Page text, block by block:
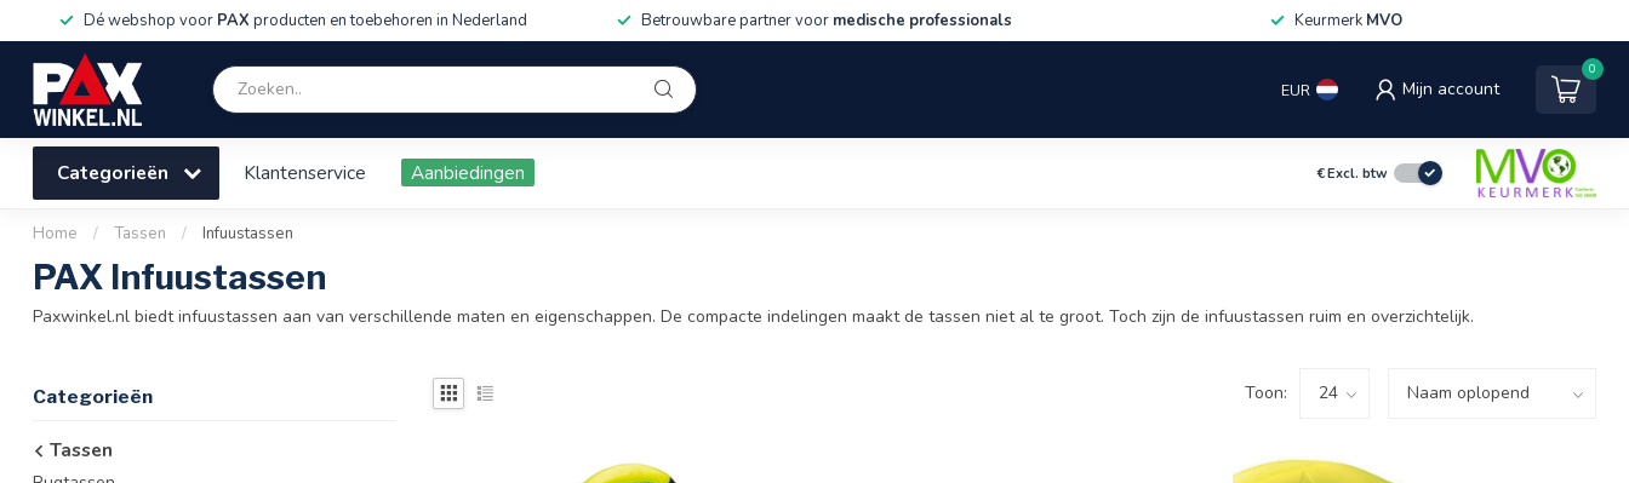
Dé webshop voor PAX producten en toebehoren in Nederland Betrouwbare partner voor medische professionals Keurmerk MVO
EUR Mijn account
0
Categorieën Klantenservice Aanbiedingen €Excl. btw
Home / Tassen / Infuustassen
PAX Infuustassen
Paxwinkel.nl biedt infuustassen aan van verschillende maten en eigenschappen. De compacte indelingen maakt de tassen niet al te groot. Toch zijn de infuustassen ruim en overzichtelijk.
Categorieën
Tassen
Toon: